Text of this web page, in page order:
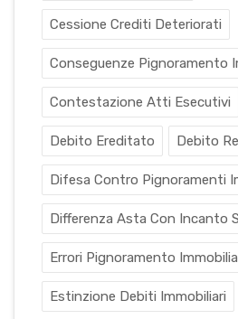
Cessione Crediti Deteriorati
Conseguenze Pignoramento
Contestazione Atti Esecutivi
Debito Ereditato Debito
Difesa Contro Pignoramenti
Differenza Asta Con Incanto
Errori Pignoramento
Estinzione Debiti Immobiliari